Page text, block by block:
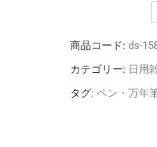
鉛
筆
ル
商品コード: ds-
カテゴリー: 日用
タグ: ペン・万年